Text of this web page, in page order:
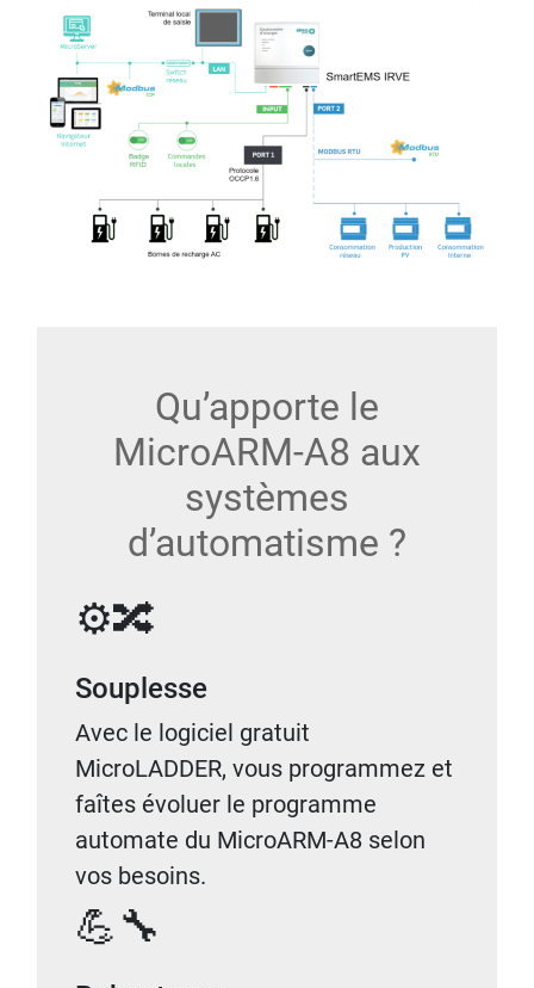
Qu’apporte le
MicroARM-A8 aux
systèmes
d’automatisme ?
⚙️🔀
Souplesse
Avec le logiciel gratuit
MicroLADDER, vous programmez et
faîtes évoluer le programme
automate du MicroARM-A8 selon
vos besoins.
💪🔧